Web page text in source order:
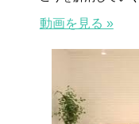
動画を見る »